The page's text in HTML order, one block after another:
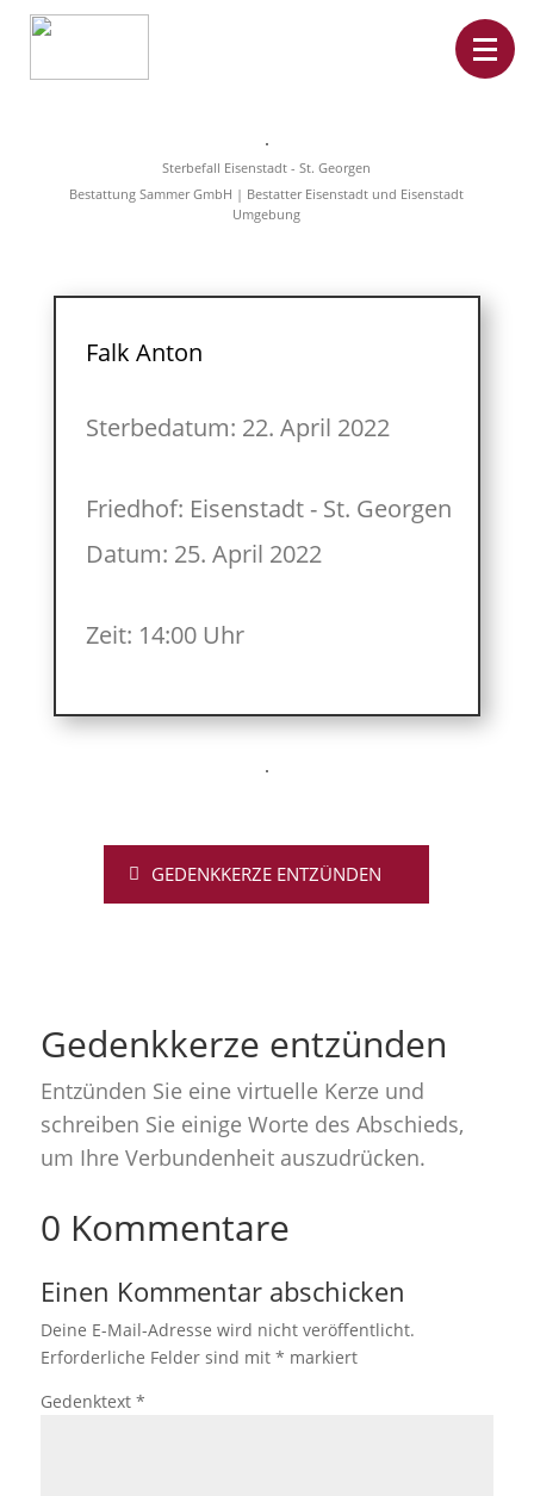
Überführungen
Rat&Hilfe
Sterbefälle
Sterbefall Eisenstadt - St. Georgen
Bestattung Sammer GmbH | Bestatter Eisenstadt und Eisenstadt
Umgebung
Falk Anton
Sterbedatum: 22. April 2022
Friedhof: Eisenstadt - St. Georgen
Datum: 25. April 2022
Zeit: 14:00 Uhr
GEDENKKERZE ENTZÜNDEN
Gedenkkerze entzünden
Entzünden Sie eine virtuelle Kerze und
schreiben Sie einige Worte des Abschieds,
um Ihre Verbundenheit auszudrücken.
0 Kommentare
Einen Kommentar abschicken
Deine E-Mail-Adresse wird nicht veröffentlicht.
Erforderliche Felder sind mit * markiert
Gedenktext *